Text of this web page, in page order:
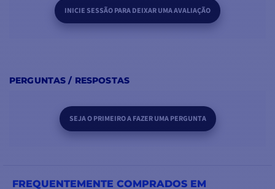
qualquer linha, em água
tensão do alicate pode
ser ajustada de 1 a 10 kg
A pinça é fixada tanto no
INICIE SESSÃO PARA DEIXAR UMA AVALIAÇÃO
PERGUNTAS / RESPOSTAS
SEJA O PRIMEIRO A FAZER UMA PERGUNTA
FREQUENTEMENTE COMPRADOS EM